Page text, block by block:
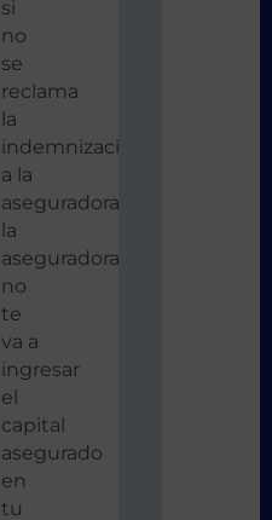
si
no
se
reclama
la
indemnización
a la
aseguradora
la
aseguradora
no
te
va a
ingresar
el
capital
asegurado
en
tu